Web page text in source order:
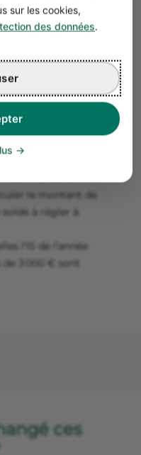
sur les cookies,
des données.
de 10 750
2025.
du taux réduit, il vous
par le taux
IS.
sociétés s’opère
versés au cours
le montant de
à régler à
l’IS de l’année
de 3 000 € sont
ces